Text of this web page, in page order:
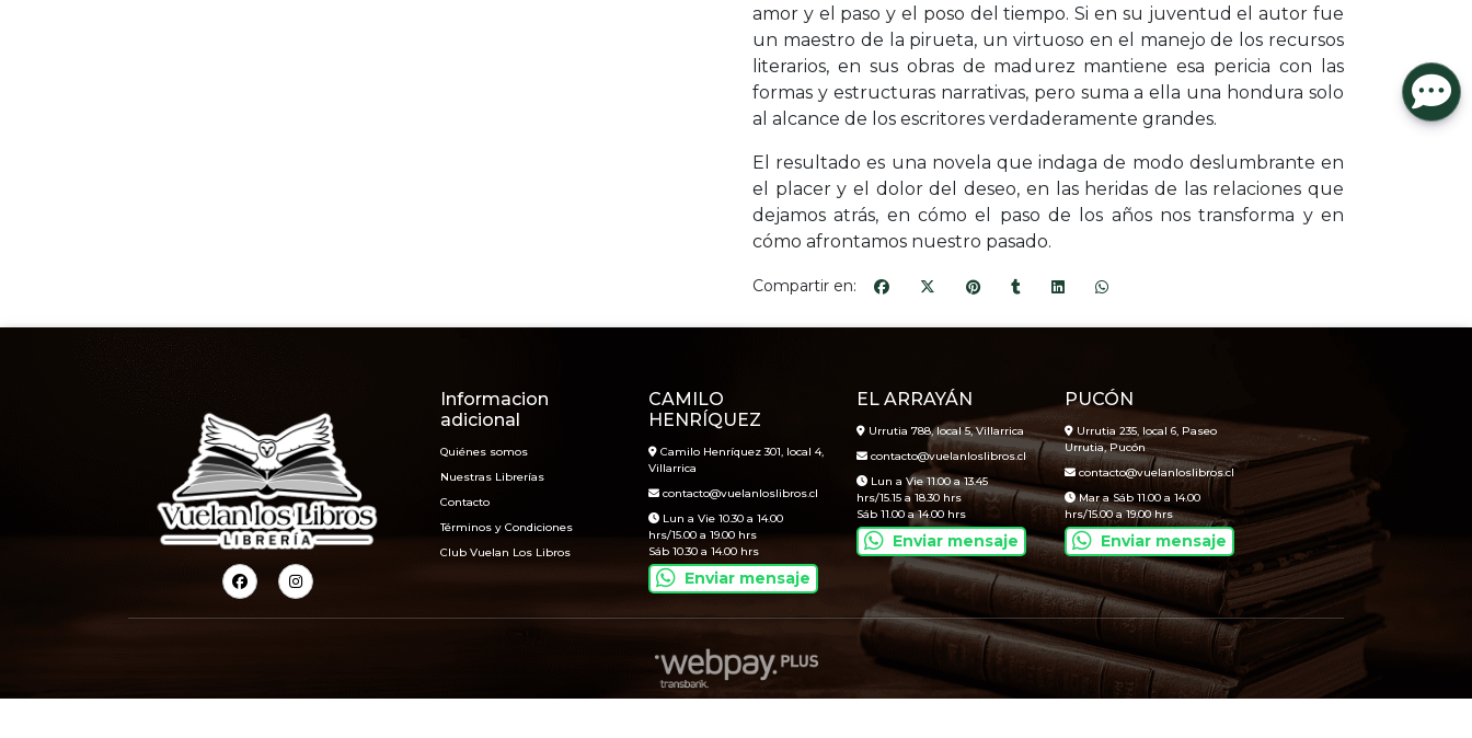
amor y el paso y el poso del tiempo. Si en su juventud el autor fue
un maestro de la pirueta, un virtuoso en el manejo de los recursos
literarios, en sus obras de madurez mantiene esa pericia con las
formas y estructuras narrativas, pero suma a ella una hondura solo
al alcance de los escritores verdaderamente grandes.
El resultado es una novela que indaga de modo deslumbrante en
el placer y el dolor del deseo, en las heridas de las relaciones que
dejamos atrás, en cómo el paso de los años nos transforma y en
cómo afrontamos nuestro pasado.
Compartir en:
Informacion
adicional
Quiénes somos
Nuestras Librerías
Contacto
Términos y Condiciones
Club Vuelan Los Libros
CAMILO
HENRÍQUEZ
Camilo Henríquez 301, local 4,
Villarrica
contacto@vuelanloslibros.cl
Lun a Vie 10.30 a 14.00
hrs/15.00 a 19.00 hrs
Sáb 10.30 a 14.00 hrs
Enviar mensaje
EL ARRAYÁN
Urrutia 788, local 5, Villarrica
contacto@vuelanloslibros.cl
Lun a Vie 11.00 a 13.45
hrs/15.15 a 18.30 hrs
Sáb 11.00 a 14.00 hrs
Enviar mensaje
PUCÓN
Urrutia 235, local 6, Paseo
Urrutia, Pucón
contacto@vuelanloslibros.cl
Mar a Sáb 11.00 a 14.00
hrs/15.00 a 19.00 hrs
Enviar mensaje